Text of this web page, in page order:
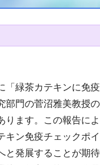
緑茶カテキンに免
門の菅沼雅美教授
ます。この報告に
ン免疫チェックポ
発展することが期